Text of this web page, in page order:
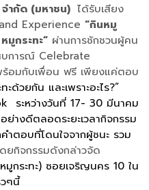
ำกัด (มหาชน) ได้รับเสียง
Experience “กินหมู
มูกระทะ” ผ่านการชักชวนผู้คน
บการณ์ Celebrate
อมกับเพื่อน ฟรี เพียงแค่ตอบ
ด้วยกัน และเพราะอะไร?”
ระหว่างวันที่ 17- 30 มีนาคม
างดีตลอดระยะเวลากิจกรรม
ำตอบที่โดนใจจากผู้ชนะ รวม
ยกิจกรรมดังกล่าวจัด
กระทะ) ซอยเจริญนคร 10 ใน
วๆนี้